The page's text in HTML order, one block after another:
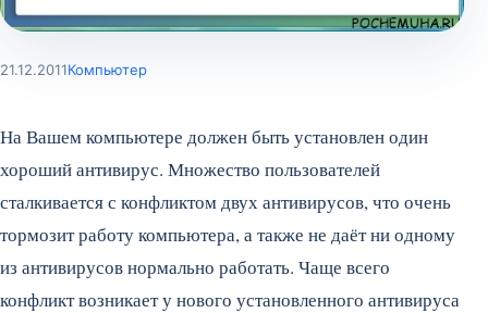
21.12.2011Компьютер
На Вашем компьютере должен быть установлен один
хороший антивирус. Множество пользователей
сталкивается с конфликтом двух антивирусов, что очень
тормозит работу компьютера, а также не даёт ни одному
из антивирусов нормально работать. Чаще всего
конфликт возникает у нового установленного антивируса